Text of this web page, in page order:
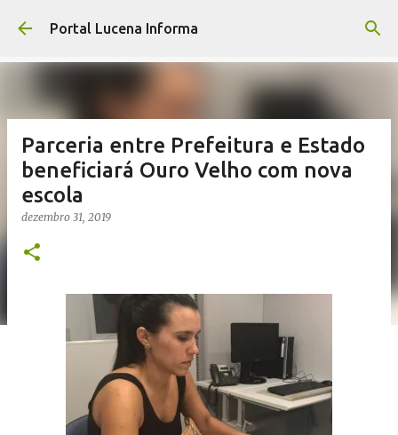
Pular para o conteúdo principal
Portal Lucena Informa
Parceria entre Prefeitura e Estado
beneficiará Ouro Velho com nova
escola
dezembro 31, 2019